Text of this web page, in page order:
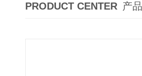
PRODUCT CENTER 产